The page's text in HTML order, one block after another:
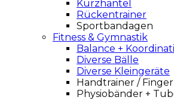
Kurzhantel
Rückentrainer
Sportbandagen
Fitness & Gymnastik
Balance +
Diverse Bälle
Diverse Kleingeräte
Handtrainer /
Physiobänder +